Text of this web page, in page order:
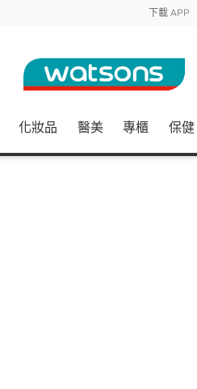
下載 APP
化妝品 醫美 專櫃 保健